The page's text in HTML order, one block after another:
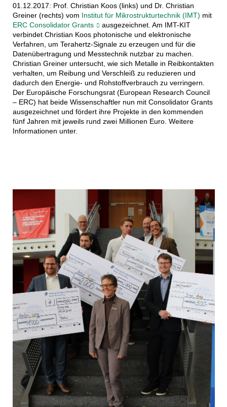
01.12.2017: Prof. Christian Koos (links) und Dr. Christian
Greiner (rechts) vom Institut für Mikrostrukturtechnik (IMT) mit
ERC Consolidator Grants
ausgezeichnet. Am IMT-KIT
verbindet Christian Koos photonische und elektronische
Verfahren, um Terahertz-Signale zu erzeugen und für die
Datenübertragung und Messtechnik nutzbar zu machen.
Christian Greiner untersucht, wie sich Metalle in Reibkontakten
verhalten, um Reibung und Verschleiß zu reduzieren und
dadurch den Energie- und Rohstoffverbrauch zu verringern.
Der Europäische Forschungsrat (European Research Council
– ERC) hat beide Wissenschaftler nun mit Consolidator Grants
ausgezeichnet und fördert ihre Projekte in den kommenden
fünf Jahren mit jeweils rund zwei Millionen Euro. Weitere
Informationen unter.